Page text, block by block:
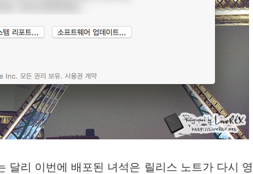
달리 이번에 배포된 녀석은 릴리스 노트가 다시 영